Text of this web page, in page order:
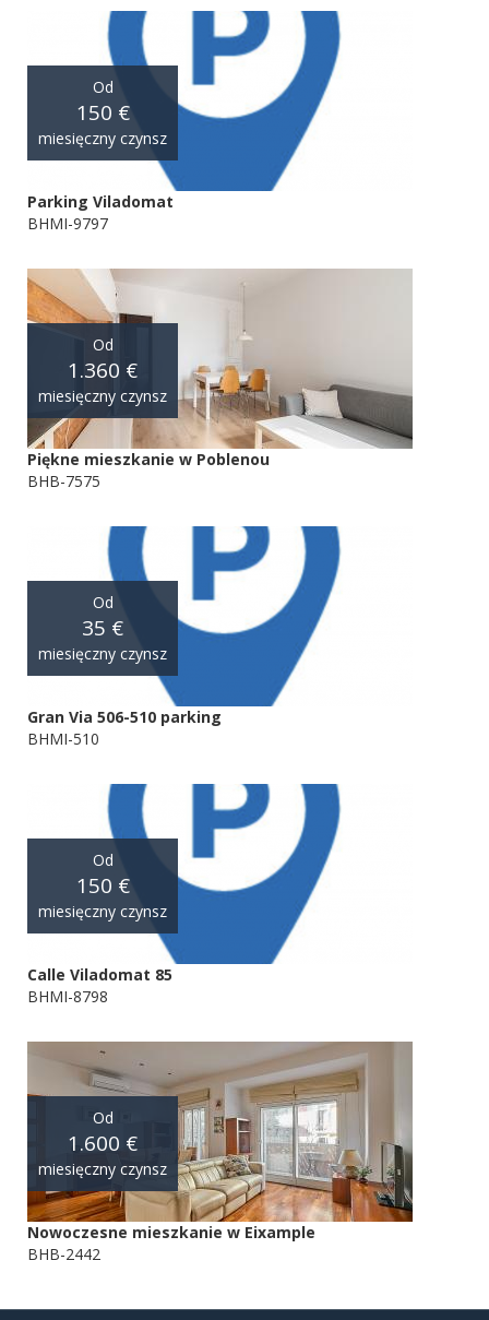
Od
150 €
miesięczny czynsz
Parking Viladomat
BHMI-9797
Od
1.360 €
miesięczny czynsz
Piękne mieszkanie w Poblenou
BHB-7575
Od
35 €
miesięczny czynsz
Gran Via 506-510 parking
BHMI-510
Od
150 €
miesięczny czynsz
Calle Viladomat 85
BHMI-8798
Od
1.600 €
miesięczny czynsz
Nowoczesne mieszkanie w Eixample
BHB-2442